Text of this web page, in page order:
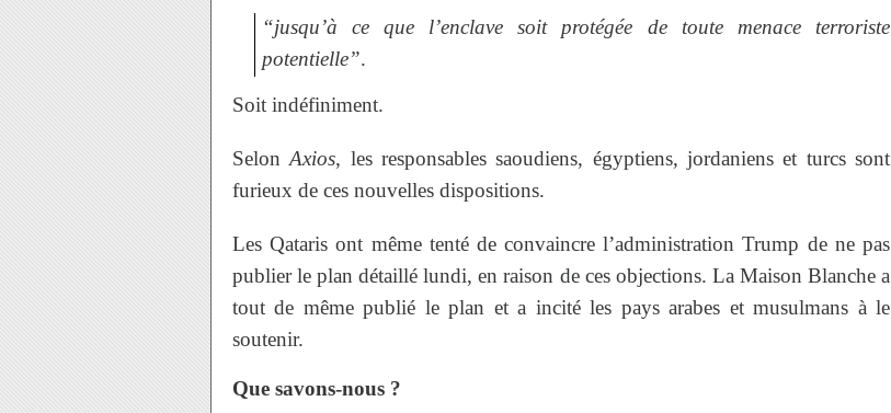
“jusqu’à ce que l’enclave soit protégée de toute menace terroriste
potentielle”.
Soit indéfiniment.
SelonAxios, les responsables saoudiens, égyptiens, jordaniens et turcs sont
furieux de ces nouvelles dispositions.
Les Qataris ont même tenté de convaincre l’administration Trump de ne pas
publier le plan détaillé lundi, en raison de ces objections. La Maison Blanche a
tout de même publié le plan et a incité les pays arabes et musulmans à le
soutenir.
Que savons-nous ?